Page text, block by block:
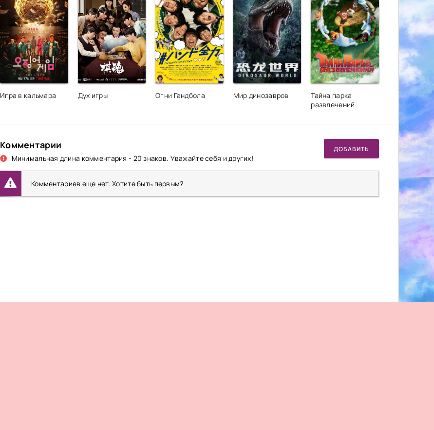
Игра в кальмара Дух игры Огни Гандбола Мир динозавров
Тайна парка
развлечений
Комментарии
Минимальная длина комментария - 20 знаков. Уважайте себя и других!
ДОБАВИТЬ
Комментариев еще нет. Хотите быть первым?